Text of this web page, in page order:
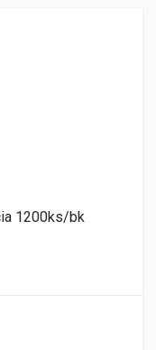
1200ks/bk